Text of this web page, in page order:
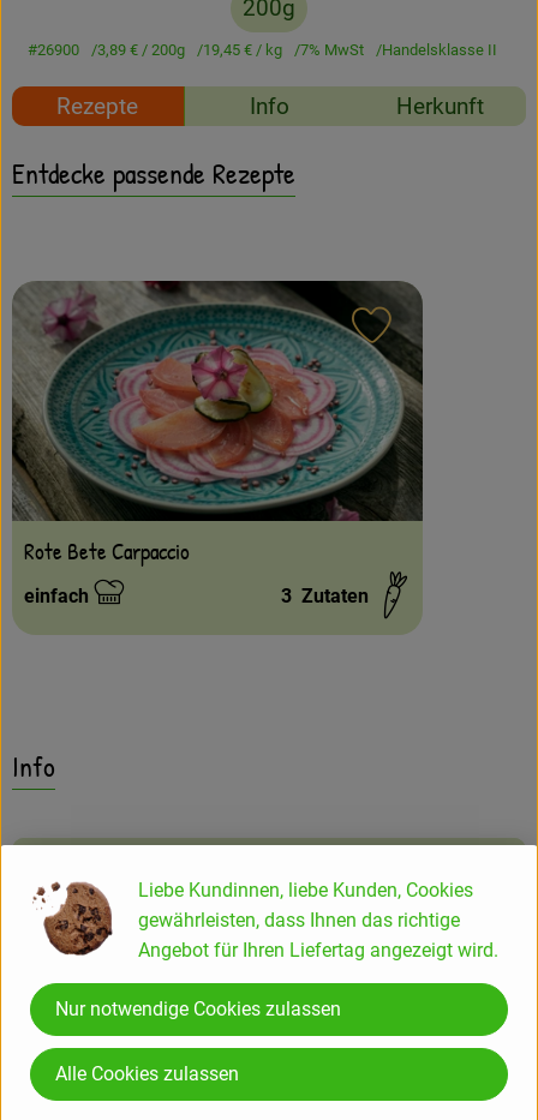
Entdecken
Über uns
200g
#26900 3,89 €/ 200g 19,45 €/ kg 7% MwSt Handelsklasse II
Rezepte Info Herkunft
Entdecke passende Rezepte
Rote Bete Carpaccio
Schwierigkeit:
einfach 3 Zutaten
Rezept zu
Info
Produktinformationen
Zutaten
Produktdatenblatt
Liebe Kundinnen, liebe Kunden, Cookies
gewährleisten, dass Ihnen das richtige
Angebot für Ihren Liefertag angezeigt wird.
Nur notwendige Cookies zulassen
Alle Cookies zulassen